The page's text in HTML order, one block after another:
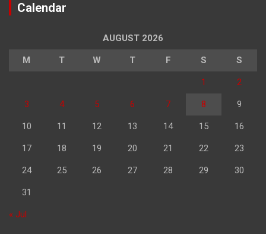
Calendar
AUGUST 2026
M T W T F S S
1 2
3 4 5 6 7 8 9
10 11 12 13 14 15 16
17 18 19 20 21 22 23
24 25 26 27 28 29 30
31
« Jul